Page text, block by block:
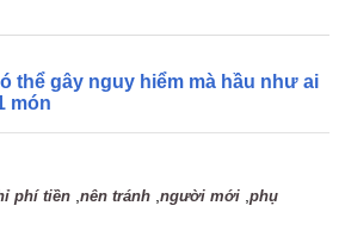
thể gây nguy hiểm mà hầu như ai
món
phí tiền ,nên tránh ,người mới ,phụ